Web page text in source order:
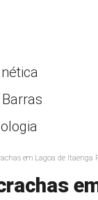
em Lagoa de Itaenga